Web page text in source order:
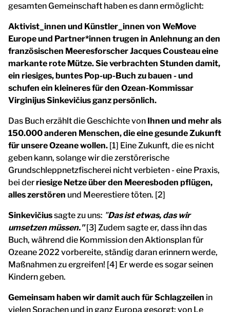
gesamten Gemeinschaft haben es dann ermöglicht:
Aktivist_innen und Künstler_innen von WeMove
Europe und Partner*innen trugen in Anlehnung an den
französischen Meeresforscher Jacques Cousteau eine
markante rote Mütze. Sie verbrachten Stunden damit,
ein riesiges, buntes Pop-up-Buch zu bauen - und
schufen ein kleineres für den Ozean-Kommissar
Virginijus Sinkevičius ganz persönlich.
Das Buch erzählt die Geschichte von Ihnen und mehr als
150.000 anderen Menschen, die eine gesunde Zukunft
für unsere Ozeane wollen. [1] Eine Zukunft, die es nicht
geben kann, solange wir die zerstörerische
Grundschleppnetzfischerei nicht verbieten - eine Praxis,
bei derriesige Netze über den Meeresboden pflügen,
alles zerstören und Meerestiere töten. [2]
Sinkevičiussagte zu uns: "Das ist etwas, das wir
umsetzen müssen."[3] Zudem sagte er, dass ihn das
Buch, während die Kommission den Aktionsplan für
Ozeane 2022 vorbereite, ständig daran erinnern werde,
Maßnahmen zu ergreifen! [4] Er werde es sogar seinen
Kindern geben.
Gemeinsam haben wir damit auch für Schlagzeilen in
vielen Sprachen und in ganz Europa gesorgt: von Le